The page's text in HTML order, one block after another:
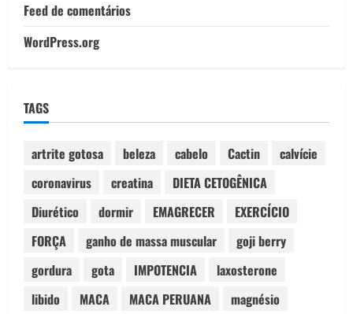
Feed de comentários
WordPress.org
TAGS
artrite gotosa beleza cabelo Cactin
calvície
coronavirus
creatina
DIETA CETOGÊNICA
Diurético
dormir EMAGRECER
EXERCÍCIO
FORÇA
ganho de massa muscular
goji berry
gordura
gota IMPOTENCIA
laxosterone
libido
MACA MACA PERUANA
magnésio